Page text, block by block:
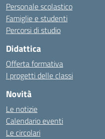
Personale scolastico
Famiglie e studenti
Percorsi di studio
Didattica
Offerta formativa
I progetti delle classi
Novità
Le notizie
Calendario eventi
Le circolari